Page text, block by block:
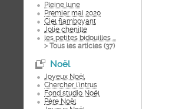
Pleine lune
Premier mai 2020
Ciel flamboyant
Jolie chenille
les petites bidouilles ...
> Tous les articles (37)
Noël
Joyeux Noël
Chercher l'intrus
Fond studio Noël
Père Noël